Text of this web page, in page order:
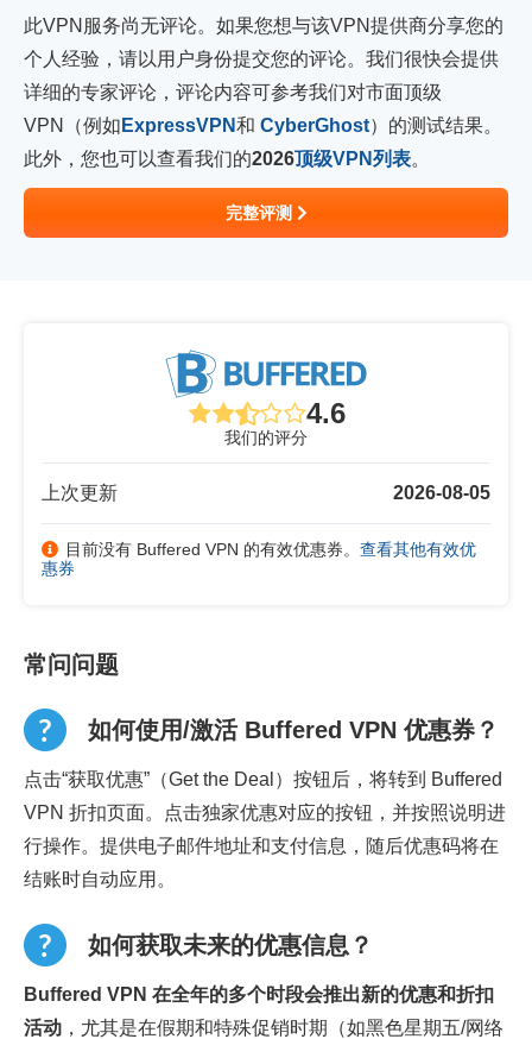
此VPN服务尚无评论。如果您想与该VPN提供商分享您的
个人经验，请以用户身份提交您的评论。我们很快会提供
详细的专家评论，评论内容可参考我们对市面顶级
VPN（例如 ExpressVPN和 CyberGhost）的测试结果。
此外，您也可以查看我们的2026顶级VPN列表。
完整评测
4.6
我们的评分
上次更新 2026-08-05
目前没有 Buffered VPN 的有效优惠券。 查看其他有效优
惠券
常问问题
如何使用/激活 Buffered VPN 优惠券？
点击“获取优惠”（Get the Deal）按钮后，将转到 Buffered
VPN 折扣页面。点击独家优惠对应的按钮，并按照说明进
行操作。提供电子邮件地址和支付信息，随后优惠码将在
结账时自动应用。
如何获取未来的优惠信息？
Buffered VPN 在全年的多个时段会推出新的优惠和折扣
活动 ，尤其是在假期和特殊促销时期（如黑色星期五/网络